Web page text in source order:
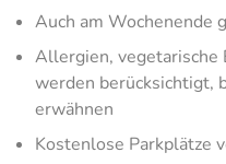
Auch am Wochenende
Allergien, vegetarische
werden berücksichtigt,
erwähnen
Kostenlose Parkplätze